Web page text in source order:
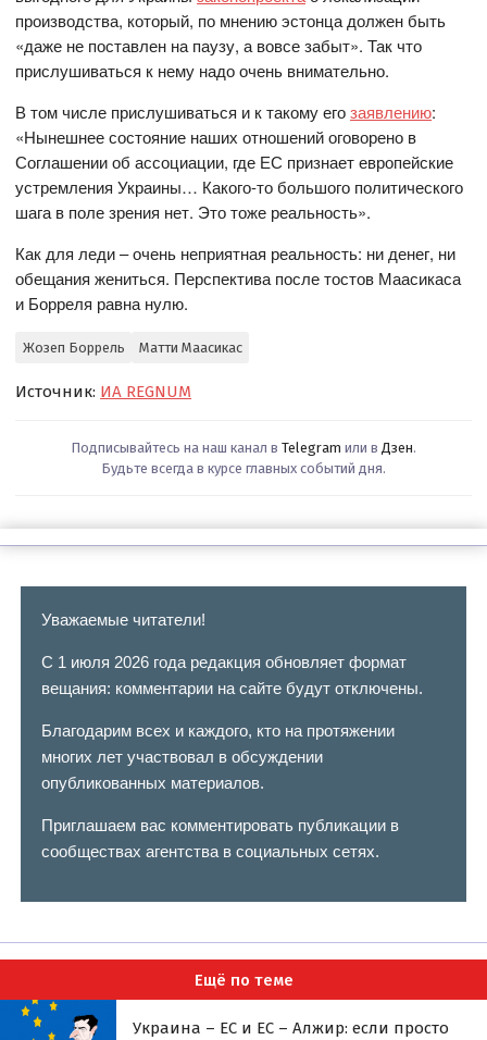
производства, который, по мнению эстонца должен быть
«даже не поставлен на паузу, а вовсе забыт». Так что
прислушиваться к нему надо очень внимательно.
В том числе прислушиваться и к такому егозаявлению:
«Нынешнее состояние наших отношений оговорено в
Соглашении об ассоциации, где ЕС признает европейские
устремления Украины… Какого-то большого политического
шага в поле зрения нет. Это тоже реальность».
Как для леди – очень неприятная реальность: ни денег, ни
обещания жениться. Перспектива после тостов Маасикаса
и Борреля равна нулю.
Жозеп Боррель Матти Маасикас
Источник: ИА REGNUM
Подписывайтесь на наш канал в Telegram или в Дзен.
Будьте всегда в курсе главных событий дня.
Уважаемые читатели!
С 1 июля 2026 года редакция обновляет формат
вещания: комментарии на сайте будут отключены.
Благодарим всех и каждого, кто на протяжении
многих лет участвовал в обсуждении
опубликованных материалов.
Приглашаем вас комментировать публикации в
сообществах агентства в социальных сетях.
Ещё по теме
Украина – ЕС и ЕС – Алжир: если просто